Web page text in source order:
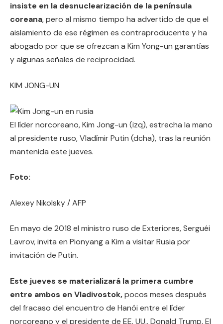
insiste en la desnuclearización de la península
coreana, pero al mismo tiempo ha advertido de que el
aislamiento de ese régimen es contraproducente y ha
abogado por que se ofrezcan a Kim Yong-un garantías
y algunas señales de reciprocidad.
KIM JONG-UN
El líder norcoreano, Kim Jong-un (izq), estrecha la mano
al presidente ruso, Vladímir Putin (dcha), tras la reunión
mantenida este jueves.
Foto:
Alexey Nikolsky / AFP
En mayo de 2018 el ministro ruso de Exteriores, Serguéi
Lavrov, invita en Pionyang a Kim a visitar Rusia por
invitación de Putin.
Este jueves se materializará la primera cumbre
entre ambos en Vladivostok,pocos meses después
del fracaso del encuentro de Hanói entre el líder
norcoreano y el presidente de EE. UU., Donald Trump. El